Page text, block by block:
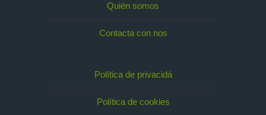
Quién somos
Contacta con nos
Política de privacidá
Política de cookies